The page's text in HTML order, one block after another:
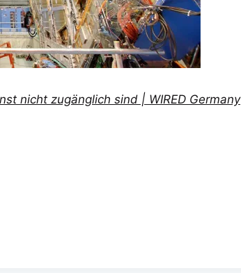
nicht zugänglich sind | WIRED Germany